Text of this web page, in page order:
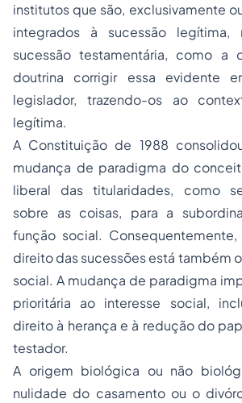
institutos que são, exclusivamente
integrados à sucessão
sucessão testamentária, como a
doutrina corrigir essa evidente
legislador, trazendo-os ao
legítima.
A Constituição de 1988
mudança de paradigma do
liberal das titularidades, como
sobre as coisas, para a
função social.
direito das sucessões está também
social. A mudança de paradigma
prioritária ao interesse social,
direito à herança e à redução do
testador.
A origem biológica ou não
nulidade do casamento ou o